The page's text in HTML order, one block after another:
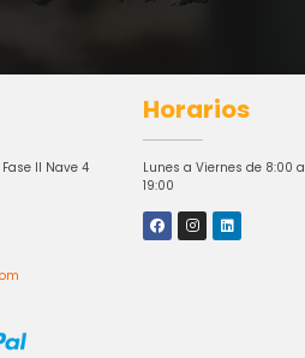
II Nave 4
Horarios
Lunes a Viernes de 8:00 a
19:00